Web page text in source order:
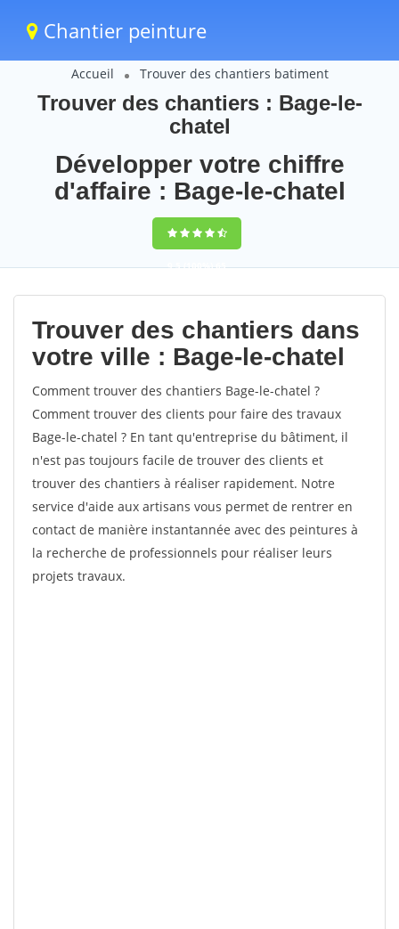
Chantier peinture
Accueil Trouver des chantiers batiment
Trouver des chantiers : Bage-le-
chatel
Développer votre chiffre
d'affaire : Bage-le-chatel
9,5(100%)65
votes
Trouver des chantiers dans
votre ville : Bage-le-chatel
Comment trouver des chantiers Bage-le-chatel ?
Comment trouver des clients pour faire des travaux
Bage-le-chatel ? En tant qu'entreprise du bâtiment, il
n'est pas toujours facile de trouver des clients et
trouver des chantiers à réaliser rapidement. Notre
service d'aide aux artisans vous permet de rentrer en
contact de manière instantannée avec des peintures à
la recherche de professionnels pour réaliser leurs
projets travaux.